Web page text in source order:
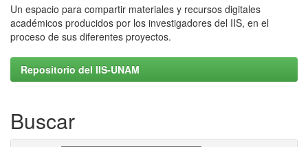
Un espacio para compartir materiales y recursos digitales
académicos producidos por los investigadores del IIS, en el
proceso de sus diferentes proyectos.
Repositorio del IIS-UNAM
Buscar